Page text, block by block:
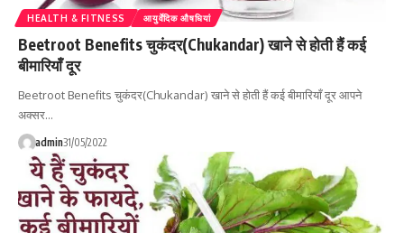
HEALTH & FITNESS आयुर्वेदिक औषधियां
Beetroot Benefits चुकंदर(Chukandar) खाने से होती हैं कई
बीमारियाँ दूर
Beetroot Benefits चुकंदर(Chukandar) खाने से होती हैं कई बीमारियाँ दूर आपने
अक्सर…
admin31/05/2022